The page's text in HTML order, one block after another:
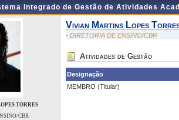
Integrado de Gestão de Atividades
TORRES
CBR
Vivian Martins Lopes
- DIRETORIA DE ENSINO/CBR
Atividades de Gestão
Designação
MEMBRO (Titular)